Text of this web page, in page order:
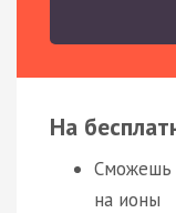
На
Сможешь
на ионы